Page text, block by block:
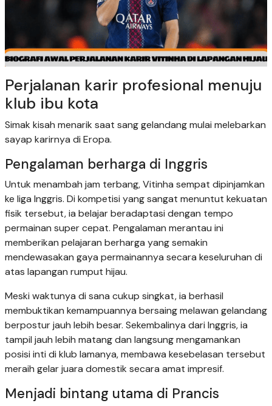
Perjalanan karir profesional menuju
klub ibu kota
Simak kisah menarik saat sang gelandang mulai melebarkan
sayap karirnya di Eropa.
Pengalaman berharga di Inggris
Untuk menambah jam terbang, Vitinha sempat dipinjamkan
ke liga Inggris. Di kompetisi yang sangat menuntut kekuatan
fisik tersebut, ia belajar beradaptasi dengan tempo
permainan super cepat. Pengalaman merantau ini
memberikan pelajaran berharga yang semakin
mendewasakan gaya permainannya secara keseluruhan di
atas lapangan rumput hijau.
Meski waktunya di sana cukup singkat, ia berhasil
membuktikan kemampuannya bersaing melawan gelandang
berpostur jauh lebih besar. Sekembalinya dari Inggris, ia
tampil jauh lebih matang dan langsung mengamankan
posisi inti di klub lamanya, membawa kesebelasan tersebut
meraih gelar juara domestik secara amat impresif.
Menjadi bintang utama di Prancis